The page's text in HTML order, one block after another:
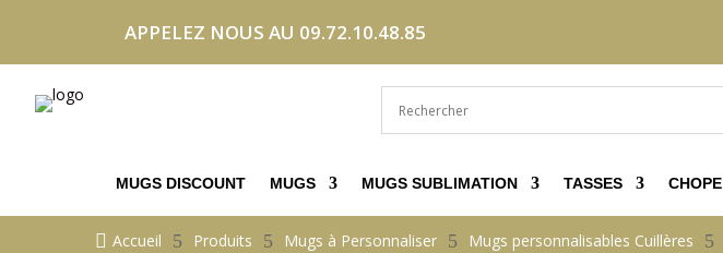
APPELEZ NOUS AU 09.72.10.48.85
MUGS DISCOUNT MUGS MUGS SUBLIMATION TASSES CHOPE
 Accueil 5 Produits 5 Mugs à Personnaliser 5 Mugs personnalisables Cuillères 5